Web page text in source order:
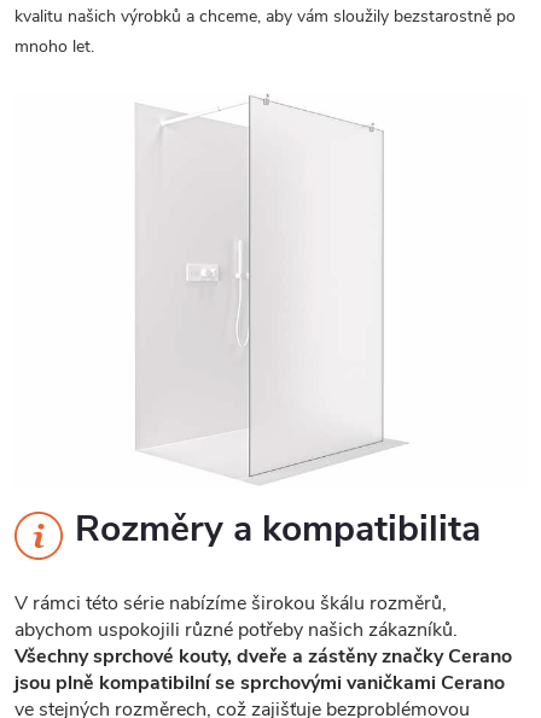
kvalitu našich výrobků a chceme, aby vám sloužily bezstarostně po
mnoho let.
Rozměry a kompatibilita
V rámci této série nabízíme širokou škálu rozměrů,
abychom uspokojili různé potřeby našich zákazníků.
Všechny sprchové kouty, dveře a zástěny značky Cerano
jsou plně kompatibilní se sprchovými vaničkami Cerano
ve stejných rozměrech, což zajišťuje bezproblémovou